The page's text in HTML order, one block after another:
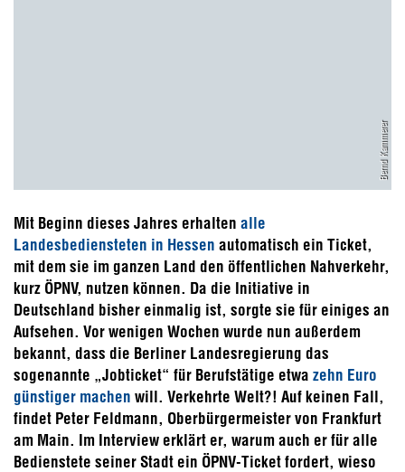
Bernd Kammerer
Mit Beginn dieses Jahres erhalten alle
Landesbediensteten in Hessen automatisch ein Ticket,
mit dem sie im ganzen Land den öffentlichen Nahverkehr,
kurz ÖPNV, nutzen können. Da die Initiative in
Deutschland bisher einmalig ist, sorgte sie für einiges an
Aufsehen. Vor wenigen Wochen wurde nun außerdem
bekannt, dass die Berliner Landesregierung das
sogenannte „Jobticket“ für Berufstätige etwa zehn Euro
günstiger machen will. Verkehrte Welt?! Auf keinen Fall,
findet Peter Feldmann, Oberbürgermeister von Frankfurt
am Main. Im Interview erklärt er, warum auch er für alle
Bedienstete seiner Stadt ein ÖPNV-Ticket fordert, wieso